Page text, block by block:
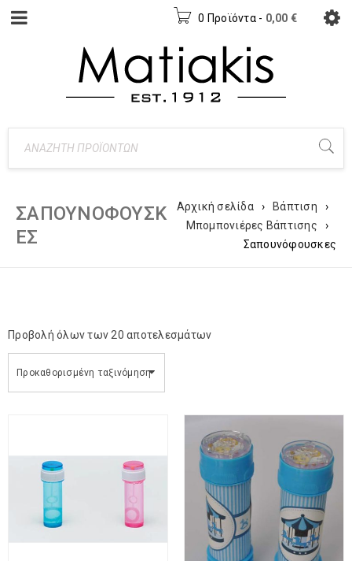
0 Προϊόντα - 0,00 €
ΣΑΠΟΥΝΌΦΟΥΣΚ
ΕΣ
Αρχική σελίδα › Βάπτιση
›
Μπομπονιέρες Βάπτισης
›
Σαπουνόφουσκες
Προβολή όλων των 20 αποτελεσμάτων
Προκαθορισμένη ταξινόμηση